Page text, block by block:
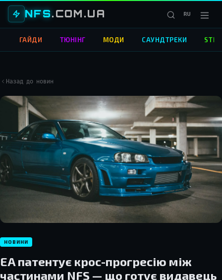
NFS.COM.UA RU
ГАЙДИ ТЮНІНГ МОДИ САУНДТРЕКИ
Назад до новин
НОВИНИ
EA патентує крос-прогресію між
частинами NFS — що готує видавець